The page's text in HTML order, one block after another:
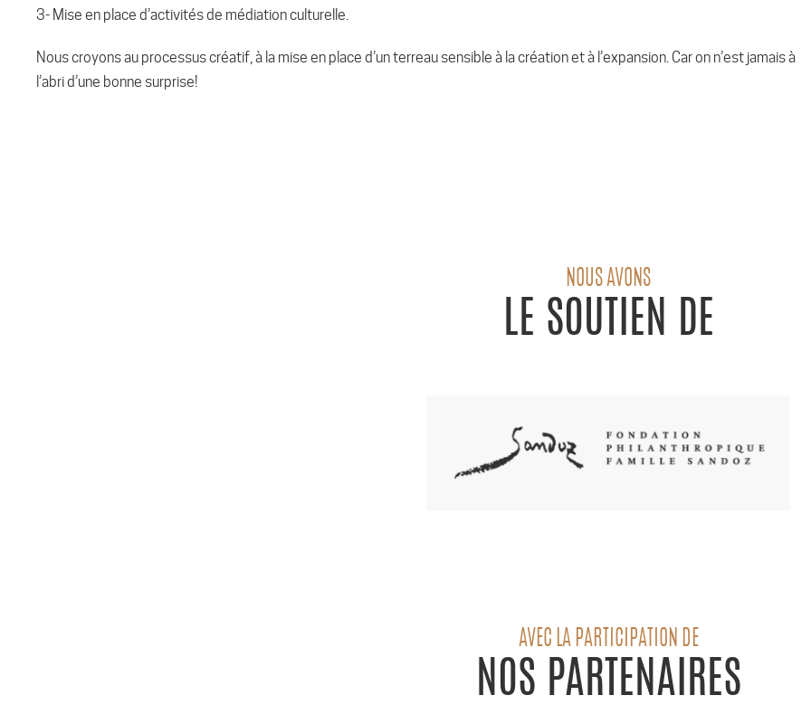
3- Mise en place d’activités de médiation culturelle.
Nous croyons au processus créatif, à la mise en place d’un terreau sensible à la création et à l’expansion. Car on n’est jamais à
l’abri d’une bonne surprise!
NOUS AVONS
LE SOUTIEN DE
AVEC LA PARTICIPATION DE
NOS PARTENAIRES